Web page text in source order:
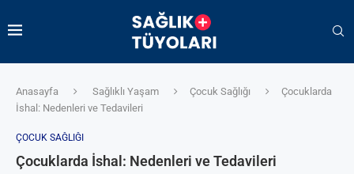
Anasayfa Sağlıklı Yaşam Çocuk Sağlığı
Çocuklarda
İshal: Nedenleri ve Tedavileri
ÇOCUK SAĞLIĞI
Çocuklarda İshal: Nedenleri ve Tedavileri